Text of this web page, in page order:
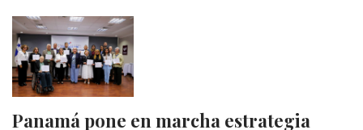
Panamá pone en marcha estrategia